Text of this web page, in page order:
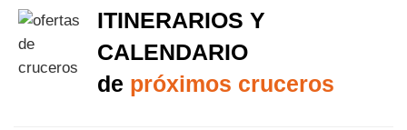
ITINERARIOS Y
CALENDARIO
de próximos cruceros